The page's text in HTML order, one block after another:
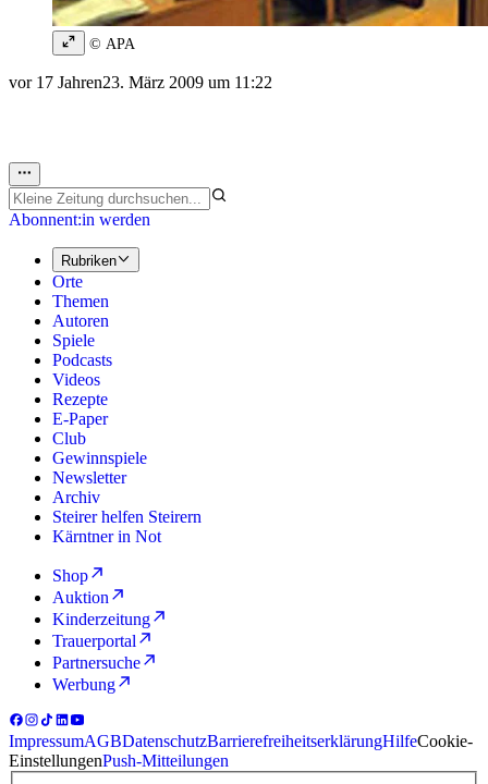
© APA
vor 17 Jahren23. März 2009 um 11:22
Abonnent:in werden
Rubriken
Orte
Themen
Autoren
Spiele
Podcasts
Videos
Rezepte
E-Paper
Club
Gewinnspiele
Newsletter
Archiv
Steirer helfen Steirern
Kärntner in Not
Shop
Auktion
Kinderzeitung
Trauerportal
Partnersuche
Werbung
ImpressumAGBDatenschutzBarrierefreiheitserklärungHilfeCookie-
EinstellungenPush-Mitteilungen